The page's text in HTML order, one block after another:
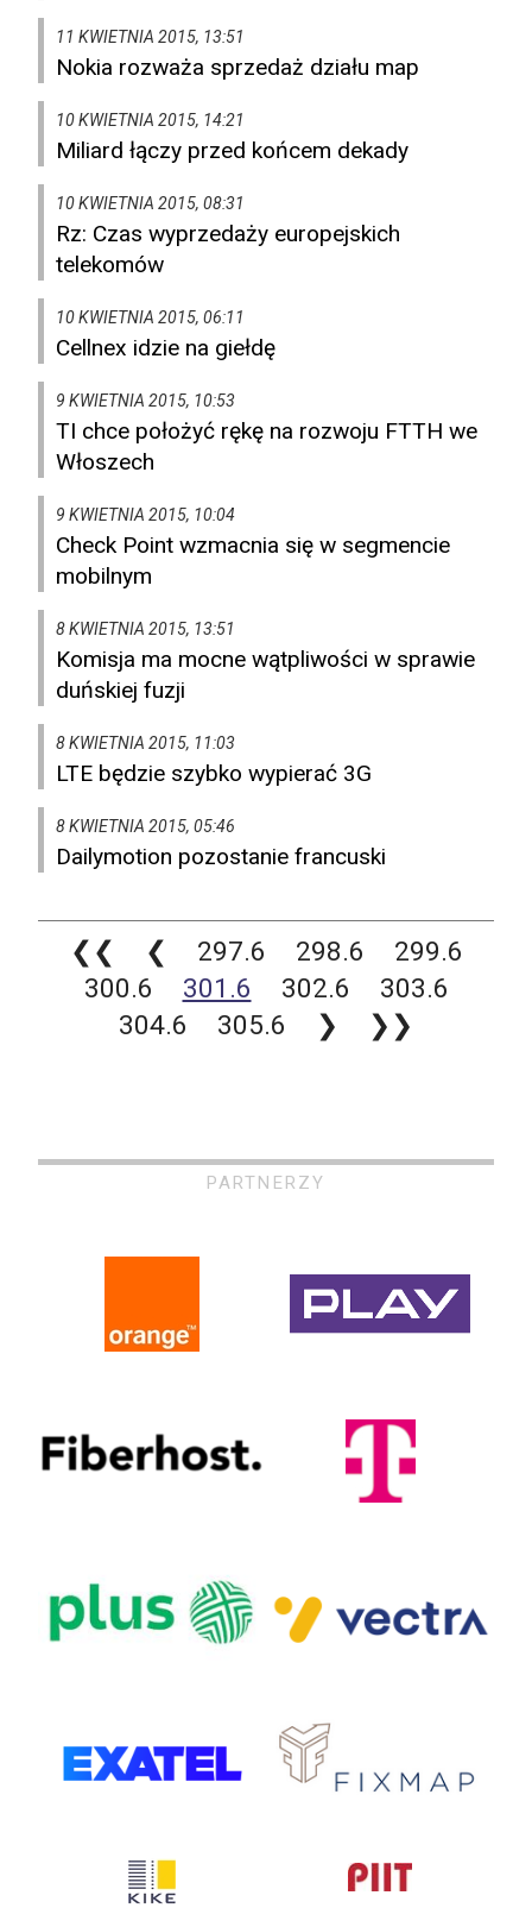
11 KWIETNIA 2015, 13:51
Nokia rozważa sprzedaż działu map
10 KWIETNIA 2015, 14:21
Miliard łączy przed końcem dekady
10 KWIETNIA 2015, 08:31
Rz: Czas wyprzedaży europejskich
telekomów
10 KWIETNIA 2015, 06:11
Cellnex idzie na giełdę
9 KWIETNIA 2015, 10:53
TI chce położyć rękę na rozwoju FTTH we
Włoszech
9 KWIETNIA 2015, 10:04
Check Point wzmacnia się w segmencie
mobilnym
8 KWIETNIA 2015, 13:51
Komisja ma mocne wątpliwości w sprawie
duńskiej fuzji
8 KWIETNIA 2015, 11:03
LTE będzie szybko wypierać 3G
8 KWIETNIA 2015, 05:46
Dailymotion pozostanie francuski
❮❮ ❮ 297.6 298.6
299.6
300.6
301.6 302.6
303.6
304.6
305.6 ❯ ❯❯
PARTNERZY